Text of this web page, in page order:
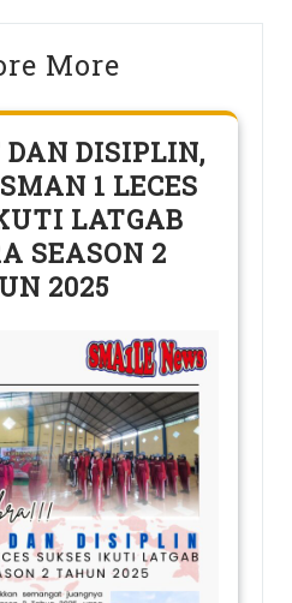
More
DAN DISIPLIN,
1 LECES
LATGAB
SEASON 2
2025